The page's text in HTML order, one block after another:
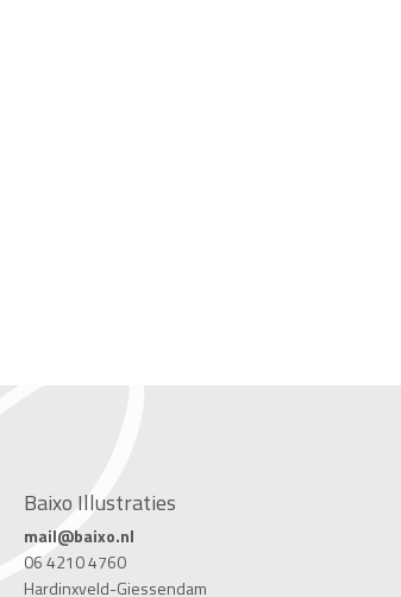
Baixo Illustraties
mail@baixo.nl
06 4210 4760
Hardinxveld-Giessendam